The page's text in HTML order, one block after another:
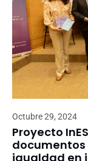
Octubre 29, 2024
Proyecto
igualdad en